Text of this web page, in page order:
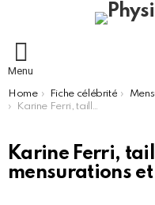
Menu
You are here:
Home Fiche célébrité
Karine Ferri, taille poids mensurations et silhouette
Karine Ferri,
mensurations